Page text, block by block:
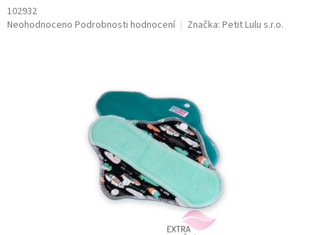
102932
Průměrné
Neohodnoceno Podrobnosti hodnocení Značka: Petit Lulu s.r.o.